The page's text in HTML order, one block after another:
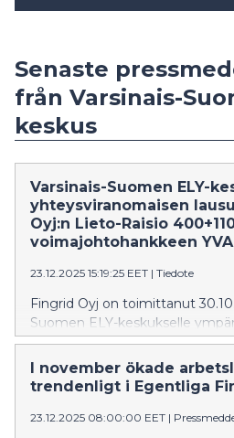
Senaste
från Varsinais-
keskus
Varsinais-Suomen ELY-
yhteysviranomaisen
Oyj:n Lieto-Raisio
voimajohtohankkeen
23.12.2025 15:19:25 EET | Tiedote
Fingrid Oyj on toimittanut
Suomen ELY-keskukselle
arviointiohjelman, joka koskee
Liedon sähköaseman ja
sähköaseman välille. ELY-
tästä arviointiohjelmasta
lausunnon.
I november ökade
trendenligt i Egentliga
23.12.2025 08:00:00 EET |